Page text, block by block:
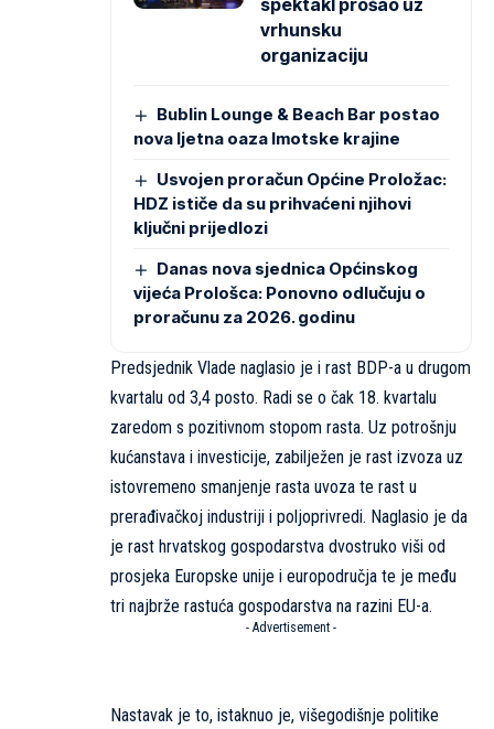
spektakl prošao uz
vrhunsku
organizaciju
Bublin Lounge & Beach Bar postao
nova ljetna oaza Imotske krajine
Usvojen proračun Općine Proložac:
HDZ ističe da su prihvaćeni njihovi
ključni prijedlozi
Danas nova sjednica Općinskog
vijeća Prološca: Ponovno odlučuju o
proračunu za 2026. godinu
Predsjednik Vlade naglasio je i rast BDP-a u drugom
kvartalu od 3,4 posto. Radi se o čak 18. kvartalu
zaredom s pozitivnom stopom rasta. Uz potrošnju
kućanstava i investicije, zabilježen je rast izvoza uz
istovremeno smanjenje rasta uvoza te rast u
prerađivačkoj industriji i poljoprivredi. Naglasio je da
je rast hrvatskog gospodarstva dvostruko viši od
prosjeka Europske unije i europodručja te je među
tri najbrže rastuća gospodarstva na razini EU-a.
- Advertisement -
Nastavak je to, istaknuo je, višegodišnje politike